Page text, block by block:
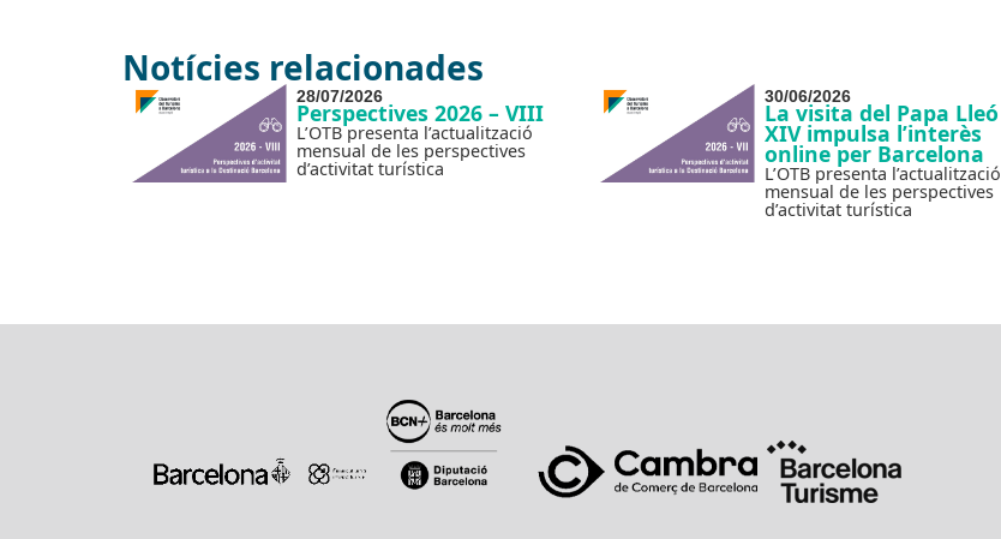
Notícies relacionades
28/07/2026
Perspectives 2026 – VIII
L’OTB presenta l’actualització
mensual de les perspectives
d’activitat turística
30/06/2026
La visita del Papa Lleó
XIV impulsa l’interès
online per Barcelona
L’OTB presenta l’actualització
mensual de les perspectives
d’activitat turística